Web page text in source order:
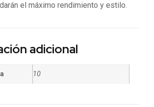
el máximo rendimiento y estilo.
adicional
10